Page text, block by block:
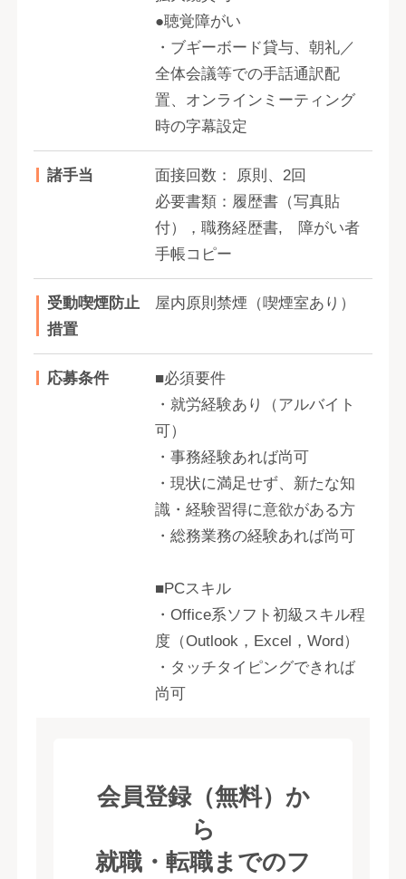
●聴覚障がい
・ブギーボード貸与、朝礼／
全体会議等での手話通訳配
置、オンラインミーティング
時の字幕設定
諸手当
面接回数： 原則、2回
必要書類：履歴書（写真貼
付），職務経歴書, 障がい者
手帳コピー
受動喫煙防止
措置
屋内原則禁煙（喫煙室あり）
応募条件
■必須要件
・就労経験あり（アルバイト
可）
・事務経験あれば尚可
・現状に満足せず、新たな知
識・経験習得に意欲がある方
・総務業務の経験あれば尚可
■PCスキル
・Office系ソフト初級スキル程
度（Outlook，Excel，Word）
・タッチタイピングできれば
尚可
会員登録（無料）か
ら
就職・転職までのフ